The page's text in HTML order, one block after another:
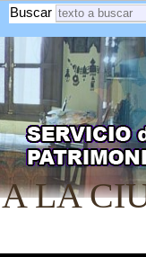
Buscar
LA